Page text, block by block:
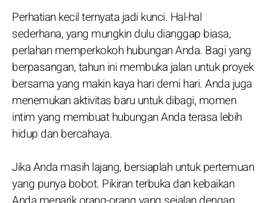
Perhatian kecil ternyata jadi kunci. Hal-hal
sederhana, yang mungkin dulu dianggap biasa,
perlahan memperkokoh hubungan Anda. Bagi yang
berpasangan, tahun ini membuka jalan untuk proyek
bersama yang makin kaya hari demi hari. Anda juga
menemukan aktivitas baru untuk dibagi, momen
intim yang membuat hubungan Anda terasa lebih
hidup dan bercahaya.
Jika Anda masih lajang, bersiaplah untuk pertemuan
yang punya bobot. Pikiran terbuka dan kebaikan